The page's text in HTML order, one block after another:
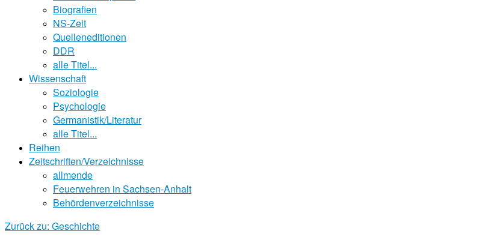
Biografien
NS-Zeit
Quelleneditionen
DDR
alle Titel...
Wissenschaft
Soziologie
Psychologie
Germanistik/Literatur
alle Titel...
Reihen
Zeitschriften/Verzeichnisse
allmende
Feuerwehren in Sachsen-Anhalt
Behördenverzeichnisse
Zurück zu: Geschichte